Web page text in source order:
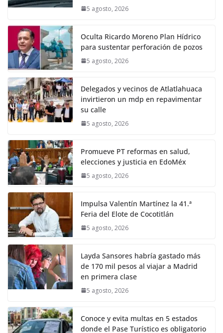
5 agosto, 2026
Oculta Ricardo Moreno Plan Hídrico
para sustentar perforación de pozos
5 agosto, 2026
Delegados y vecinos de Atlatlahuaca
invirtieron un mdp en repavimentar
su calle
5 agosto, 2026
Promueve PT reformas en salud,
elecciones y justicia en EdoMéx
5 agosto, 2026
Impulsa Valentín Martínez la 41.ª
Feria del Elote de Cocotitlán
5 agosto, 2026
Layda Sansores habría gastado más
de 170 mil pesos al viajar a Madrid
en primera clase
5 agosto, 2026
Conoce y evita multas en 5 estados
donde el Pase Turístico es obligatorio